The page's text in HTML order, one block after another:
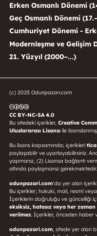
Erken Osmanlı Dönemi
Geç Osmanlı Dönemi
Cumhuriyet Dönemi -
Modernleşme ve Gelişim
21. Yüzyıl (2000–...)
(c) 2025 Odunpazarı.com
CC BY-NC-SA 4.0
Bu sitedeki içerikler, Creative
Uluslararası Lisansı ile
Bu lisans kapsamında; içerikleri
paylaşabilir ve uyarlayabilirsiniz.
yapmanız, (2) Lisansa bağlantı
altında paylaşmanız gerekmektedir.
odunpazari.com’da yer alan
Bu içerikler; hukuki, mali, resmî
İçeriklerin doğruluğu ve güncelliği
eksiksiz, hatasız veya her
verilmez. İçerikler, önceden haber
odunpazari.com, sitede yer alan